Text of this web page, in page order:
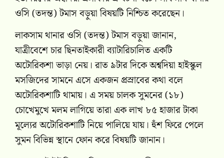
ওসি (তদন্ত) টমাস বড়ুয়া বিষয়টি নিশ্চিত করেছেন।
লাকসাম থানার ওসি (তদন্ত) টমাস বড়ুয়া জানান,
যাত্রীবেশে চার ছিনতাইকারী ব্যাটারিচালিত একটি
অটোরিকশা ভাড়া নেয়। রাত ৯টার দিকে অশ্বদিয়া হাইস্কুল
মসজিদের সামনে এসে একজন প্রস্রাবের কথা বলে
অটোরিকশাটি থামায়। এ সময় চালক সুমনের (১৮)
চোখেমুখে মলম লাগিয়ে তারা এক লাখ ৮৫ হাজার টাকা
মূল্যের অটোরিকশাটি নিয়ে পালিয়ে যায়। হুঁশ ফিরে পেলে
সুমন বিভিন্ন স্থানে ফোন করে বিষয়টি জানান।